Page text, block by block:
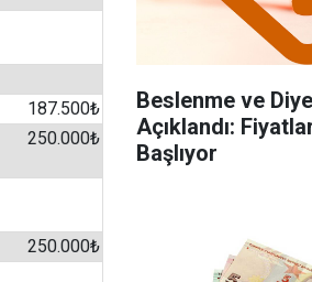
187.500₺
250.000₺
250.000₺
Beslenme ve
Açıklandı:
Başlıyor